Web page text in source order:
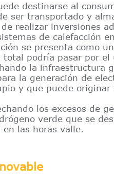
destinarse al
ser transportado y
realizar inversiones
de calefacción
se presenta como
podría pasar por el
la infraestructura
la generación de
y que puede originar
los excesos de
verde que se
las horas valle.